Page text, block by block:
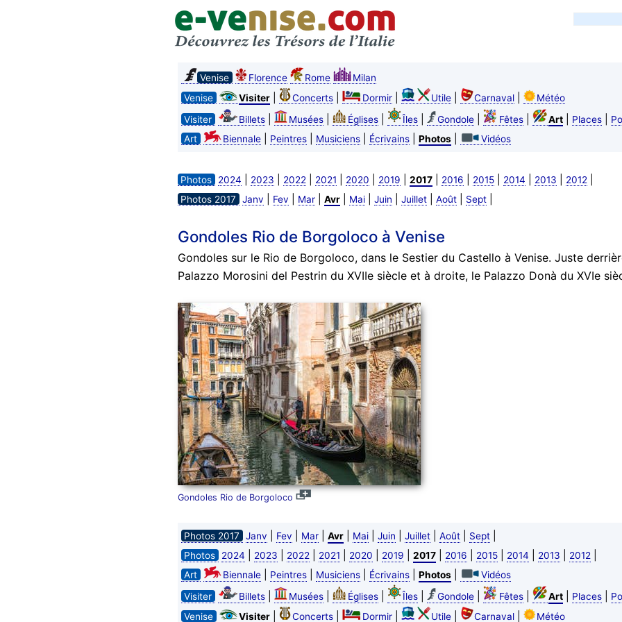
Venise Florence Rome
Milan
Venise
Visiter| Concerts| Dormir| Utile| Carnaval|
Météo
Visiter
Billets| Musées| Églises| Îles| Gondole| Fêtes| Art| Places|
Art
Biennale| Peintres| Musiciens| Écrivains| Photos| Vidéos
Photos 2024 2023 2022 2021 2020 2019 2017| 2016 2015| 2014 2013 2012
Photos 2017 Janv Fev Mar| Avr| Mai| Juin Juillet| Août| Sept|
Gondoles Rio de Borgoloco à Venise
Gondoles sur le Rio de Borgoloco, dans le Sestier du Castello à Venise. Juste
Palazzo Morosini del Pestrin du XVIIe siècle et à droite, le Palazzo Donà du XVIe
Gondoles Rio de Borgoloco
Photos 2017 Janv Fev Mar| Avr| Mai| Juin Juillet| Août| Sept|
Photos 2024 2023 2022 2021 2020 2019 2017| 2016 2015| 2014 2013 2012
Art Biennale| Peintres| Musiciens| Écrivains| Photos|
Vidéos
Visiter
Billets| Musées| Églises| Îles| Gondole| Fêtes| Art| Places|
Venise
Visiter| Concerts| Dormir| Utile| Carnaval| Météo